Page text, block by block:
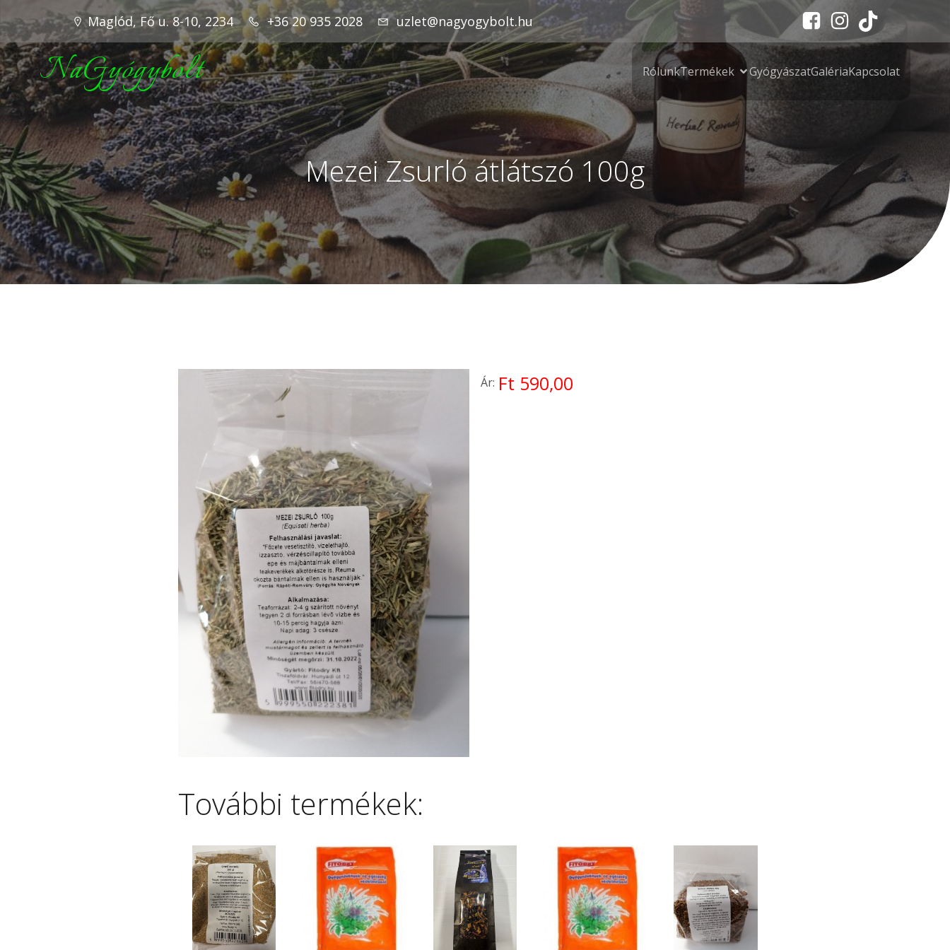
Maglód, Fő u. 8-10, 2234 +36 20 935 2028 uzlet@nagyogybolt.hu
NaGyógybolt RólunkTermékek GyógyászatGalériaKapcsolat
Mezei Zsurló átlátszó 100g
Ár: Ft 590,00
További termékek: